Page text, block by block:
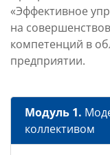
«Эффективное
на
компетенций в
предприятии.
Модуль 1.
коллективом